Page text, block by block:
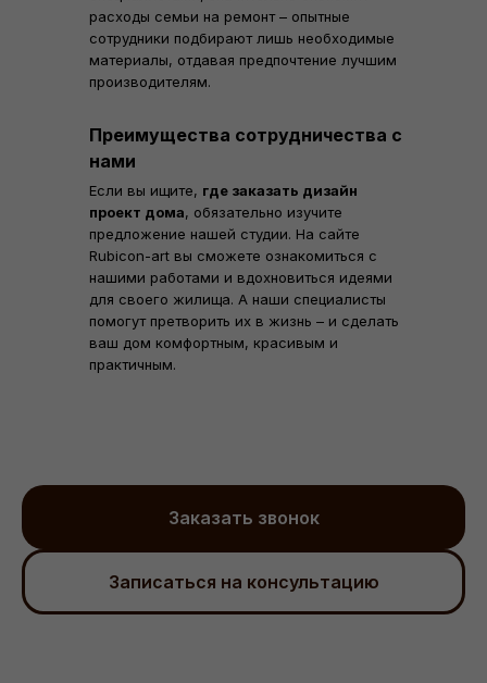
расходы семьи на ремонт – опытные
сотрудники подбирают лишь необходимые
материалы, отдавая предпочтение лучшим
производителям.
Если вы ищите, где заказать дизайн
проект дома, обязательно изучите
предложение нашей студии. На сайте
Rubicon-art вы сможете ознакомиться с
нашими работами и вдохновиться идеями
для своего жилища. А наши специалисты
помогут претворить их в жизнь – и сделать
ваш дом комфортным, красивым и
практичным.
Преимущества сотрудничества с
нами
Заказать звонок
Записаться на консультацию